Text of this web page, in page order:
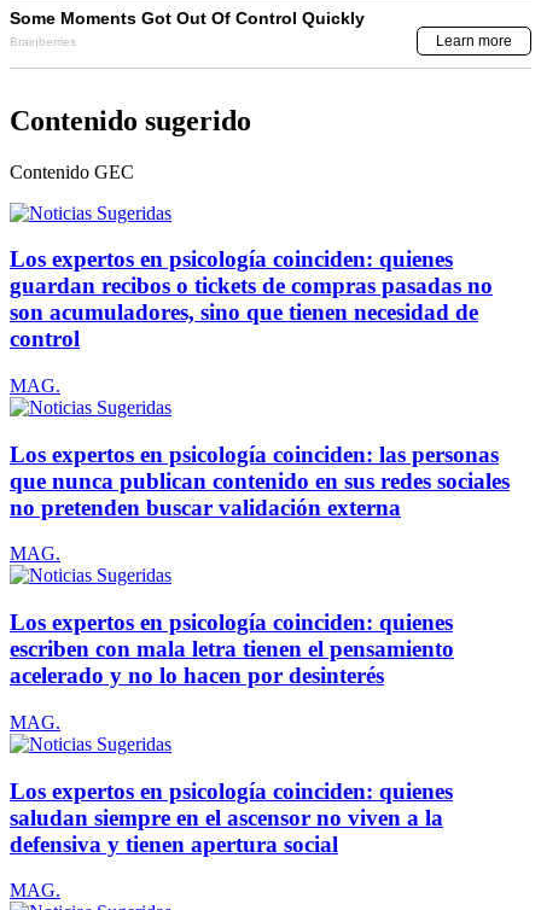
Contenido sugerido
Contenido GEC
Los expertos en psicología coinciden: quienes
guardan recibos o tickets de compras pasadas no
son acumuladores, sino que tienen necesidad de
control
MAG.
Los expertos en psicología coinciden: las personas
que nunca publican contenido en sus redes sociales
no pretenden buscar validación externa
MAG.
Los expertos en psicología coinciden: quienes
escriben con mala letra tienen el pensamiento
acelerado y no lo hacen por desinterés
MAG.
Los expertos en psicología coinciden: quienes
saludan siempre en el ascensor no viven a la
defensiva y tienen apertura social
MAG.